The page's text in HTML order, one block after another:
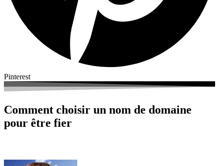
Pinterest
Comment choisir un nom de domaine
pour être fier